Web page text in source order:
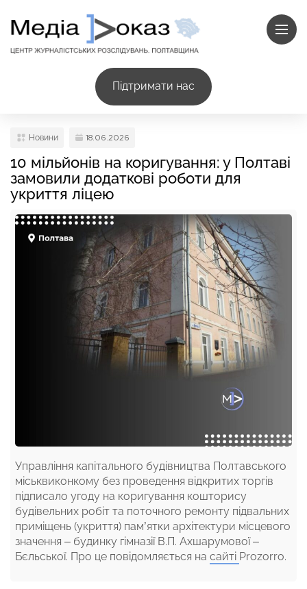
Підтримати нас
Новини 18.06.2026
10 мільйонів на коригування: у Полтаві
замовили додаткові роботи для
укриття ліцею
Управління капітального будівництва Полтавського
міськвиконкому без проведення відкритих торгів
підписало угоду на коригування кошторису
будівельних робіт та поточного ремонту підвальних
приміщень (укриття) пам’ятки архітектури місцевого
значення – будинку гімназії В.П. Ахшарумової –
Бєльської. Про це повідомляється на сайті Prozorro.